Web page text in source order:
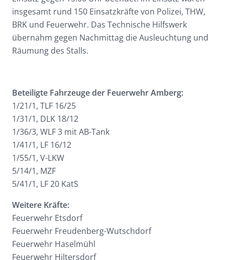
insgesamt rund 150 Einsatzkräfte von Polizei, THW,
BRK und Feuerwehr. Das Technische Hilfswerk
übernahm gegen Nachmittag die Ausleuchtung und
Räumung des Stalls.
Beteiligte Fahrzeuge der Feuerwehr Amberg:
1/21/1, TLF 16/25
1/31/1, DLK 18/12
1/36/3, WLF 3 mit AB-Tank
1/41/1, LF 16/12
1/55/1, V-LKW
5/14/1, MZF
5/41/1, LF 20 KatS
Weitere Kräfte:
Feuerwehr Etsdorf
Feuerwehr Freudenberg-Wutschdorf
Feuerwehr Haselmühl
Feuerwehr Hiltersdorf